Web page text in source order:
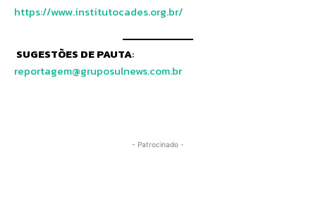
https://www.institutocades.org.br/
SUGESTÕES DE PAUTA:
reportagem@gruposulnews.com.br
- Patrocinado -